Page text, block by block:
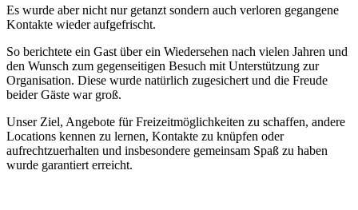
Es wurde aber nicht nur getanzt sondern auch verloren gegangene
Kontakte wieder aufgefrischt.
So berichtete ein Gast über ein Wiedersehen nach vielen Jahren und
den Wunsch zum gegenseitigen Besuch mit Unterstützung zur
Organisation. Diese wurde natürlich zugesichert und die Freude
beider Gäste war groß.
Unser Ziel, Angebote für Freizeitmöglichkeiten zu schaffen, andere
Locations kennen zu lernen, Kontakte zu knüpfen oder
aufrechtzuerhalten und insbesondere gemeinsam Spaß zu haben
wurde garantiert erreicht.